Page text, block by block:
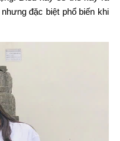
đặc biệt phổ biến khi